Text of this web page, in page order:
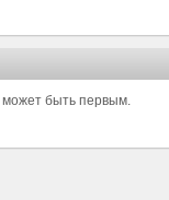
быть первым.